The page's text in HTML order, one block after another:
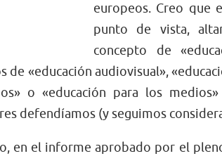
europeos. Creo que
punto de vista,
concepto de
de «educación audiovisual»,
o «educación para los
defendíamos (y seguimos
en el informe aprobado por el